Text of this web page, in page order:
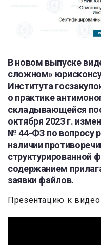
В новом выпуске
сложном»
Института
о практике
складывающейся
октября 2023 г.
№ 44-ФЗ по вопросу
наличии
структурированной
содержанием
заявки файлов.
Презентацию к